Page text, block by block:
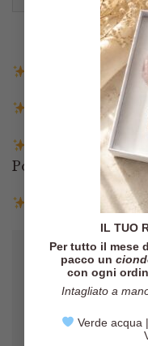
IL TUO
Per tutto il mese
pacco un
con ogni
Intagliato a
Verde acqua |
Spedizione
Spedizione
Pagamenti
Postepay e
Resi entro 14